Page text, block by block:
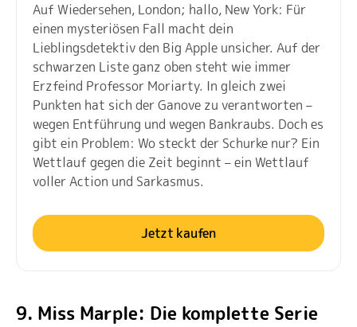
Auf Wiedersehen, London; hallo, New York: Für
einen mysteriösen Fall macht dein
Lieblingsdetektiv den Big Apple unsicher. Auf der
schwarzen Liste ganz oben steht wie immer
Erzfeind Professor Moriarty. In gleich zwei
Punkten hat sich der Ganove zu verantworten –
wegen Entführung und wegen Bankraubs. Doch es
gibt ein Problem: Wo steckt der Schurke nur? Ein
Wettlauf gegen die Zeit beginnt – ein Wettlauf
voller Action und Sarkasmus.
Jetzt kaufen
9. Miss Marple: Die komplette Serie